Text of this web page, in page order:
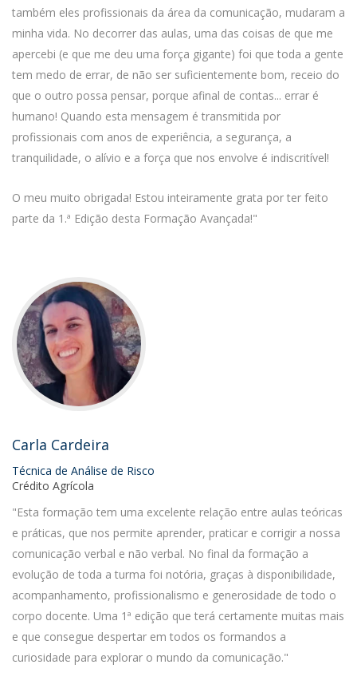
também eles profissionais da área da comunicação, mudaram a
minha vida. No decorrer das aulas, uma das coisas de que me
apercebi (e que me deu uma força gigante) foi que toda a gente
tem medo de errar, de não ser suficientemente bom, receio do
que o outro possa pensar, porque afinal de contas... errar é
humano! Quando esta mensagem é transmitida por
profissionais com anos de experiência, a segurança, a
tranquilidade, o alívio e a força que nos envolve é indiscritível!
O meu muito obrigada! Estou inteiramente grata por ter feito
parte da 1.ª Edição desta Formação Avançada!"
Carla Cardeira
Técnica de Análise de Risco
Crédito Agrícola
"Esta formação tem uma excelente relação entre aulas teóricas
e práticas, que nos permite aprender, praticar e corrigir a nossa
comunicação verbal e não verbal. No final da formação a
evolução de toda a turma foi notória, graças à disponibilidade,
acompanhamento, profissionalismo e generosidade de todo o
corpo docente. Uma 1ª edição que terá certamente muitas mais
e que consegue despertar em todos os formandos a
curiosidade para explorar o mundo da comunicação."